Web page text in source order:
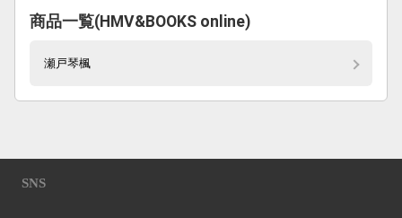
商品一覧(HMV&BOOKS online)
瀬戸琴楓
SNS